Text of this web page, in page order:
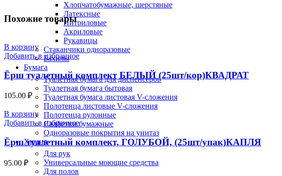
Хлопчатобумажные, шерстяные
Латексные
Нитриловые
Акриловые
Рукавицы
Стаканчики одноразовые
Бахилы
Бумага
Туалетная бумага для диспенсеров
Туалетная бумага бытовая
Туалетная бумага листовая V-сложения
Полотенца листовые V-сложения
Полотенца рулонные
Салфетки бумажные
Одноразовые покрытия на унитаз
Химия
Для рук
Универсальные моющие средства
Для полов
Похожие товары
В корзину
Добавить в избранное
Ёрш туалетный комплект БЕЛЫЙ (25шт/кор)КВАДРАТ
105.00 ₽
В корзину
Добавить в избранное
Ёрш туалетный комплект, ГОЛУБОЙ, (25шт/упак)КАПЛЯ
95.00 ₽